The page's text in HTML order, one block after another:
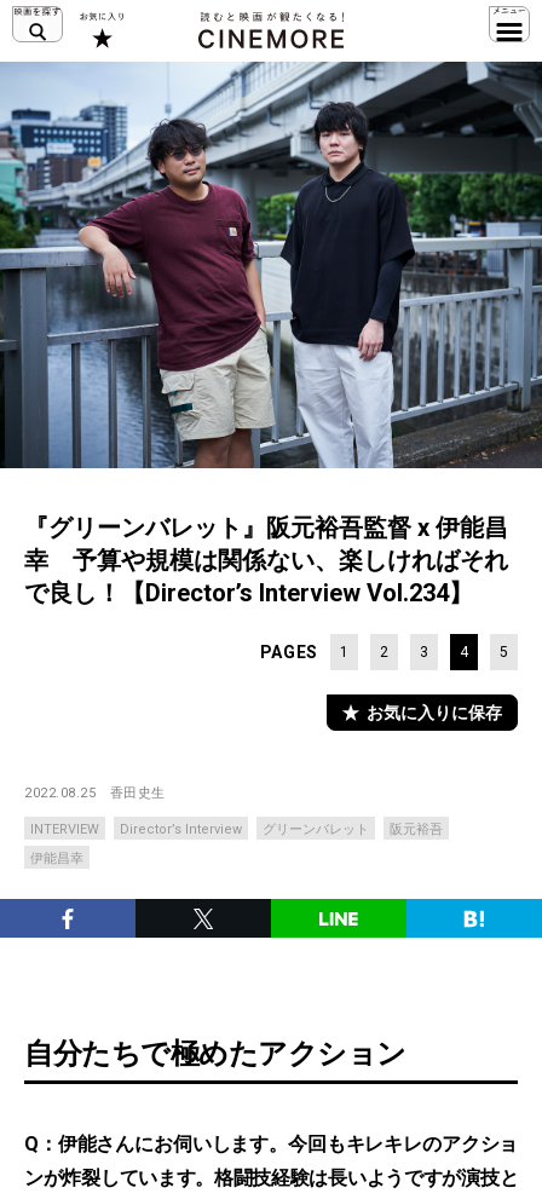
『グリーンバレット』阪元裕吾監督 x 伊能昌
幸 予算や規模は関係ない、楽しければそれ
で良し！【Director’s Interview Vol.234】
PAGES 1 2 3 4 5
お気に入りに保存
2022.08.25 香田史生
INTERVIEW Director’s Interview グリーンバレット
阪元裕吾
伊能昌幸
自分たちで極めたアクション
Q：伊能さんにお伺いします。今回もキレキレのアクショ
ンが炸裂しています。格闘技経験は長いようですが演技と